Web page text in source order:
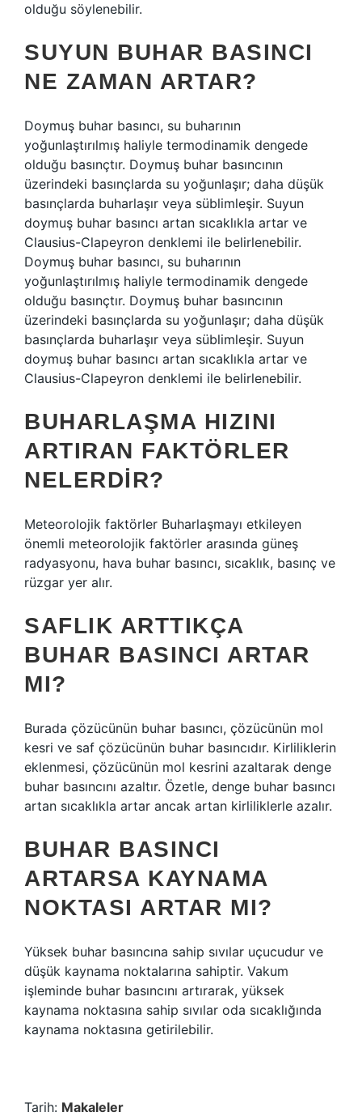
olduğu söylenebilir.
SUYUN BUHAR BASINCI
NE ZAMAN ARTAR?
Doymuş buhar basıncı, su buharının
yoğunlaştırılmış haliyle termodinamik dengede
olduğu basınçtır. Doymuş buhar basıncının
üzerindeki basınçlarda su yoğunlaşır; daha düşük
basınçlarda buharlaşır veya süblimleşir. Suyun
doymuş buhar basıncı artan sıcaklıkla artar ve
Clausius-Clapeyron denklemi ile belirlenebilir.
Doymuş buhar basıncı, su buharının
yoğunlaştırılmış haliyle termodinamik dengede
olduğu basınçtır. Doymuş buhar basıncının
üzerindeki basınçlarda su yoğunlaşır; daha düşük
basınçlarda buharlaşır veya süblimleşir. Suyun
doymuş buhar basıncı artan sıcaklıkla artar ve
Clausius-Clapeyron denklemi ile belirlenebilir.
BUHARLAŞMA HIZINI
ARTIRAN FAKTÖRLER
NELERDIR?
Meteorolojik faktörler Buharlaşmayı etkileyen
önemli meteorolojik faktörler arasında güneş
radyasyonu, hava buhar basıncı, sıcaklık, basınç ve
rüzgar yer alır.
SAFLIK ARTTIKÇA
BUHAR BASINCI ARTAR
MI?
Burada çözücünün buhar basıncı, çözücünün mol
kesri ve saf çözücünün buhar basıncıdır. Kirliliklerin
eklenmesi, çözücünün mol kesrini azaltarak denge
buhar basıncını azaltır. Özetle, denge buhar basıncı
artan sıcaklıkla artar ancak artan kirliliklerle azalır.
BUHAR BASINCI
ARTARSA KAYNAMA
NOKTASI ARTAR MI?
Yüksek buhar basıncına sahip sıvılar uçucudur ve
düşük kaynama noktalarına sahiptir. Vakum
işleminde buhar basıncını artırarak, yüksek
kaynama noktasına sahip sıvılar oda sıcaklığında
kaynama noktasına getirilebilir.
Tarih: Makaleler